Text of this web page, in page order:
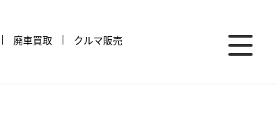
廃車買取 クルマ販売